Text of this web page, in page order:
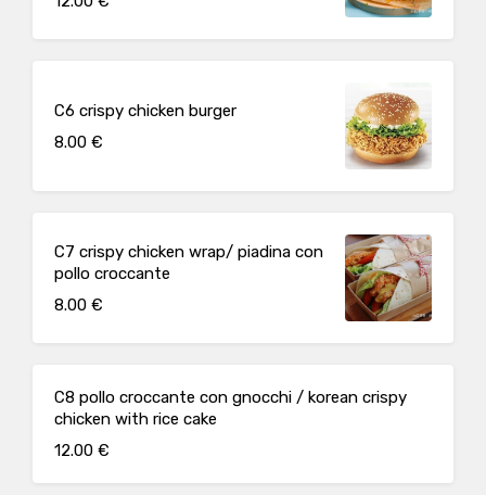
C6 crispy chicken burger
8.00 €
C7 crispy chicken wrap/ piadina con
pollo croccante
8.00 €
C8 pollo croccante con gnocchi / korean crispy
chicken with rice cake
12.00 €